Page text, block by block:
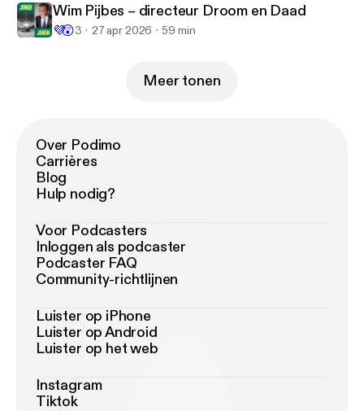
Wim Pijbes – directeur Droom en Daad
💜😲3 27 apr 2026 59 min
Meer tonen
Over Podimo
Carrières
Blog
Hulp nodig?
Voor Podcasters
Inloggen als podcaster
Podcaster FAQ
Community-richtlijnen
Luister op iPhone
Luister op Android
Luister op het web
Instagram
Tiktok